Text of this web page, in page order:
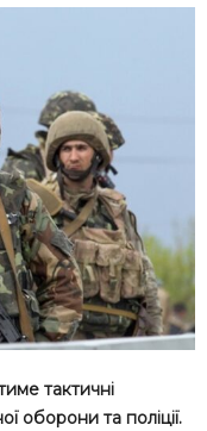
тактичні
оборони та поліції.